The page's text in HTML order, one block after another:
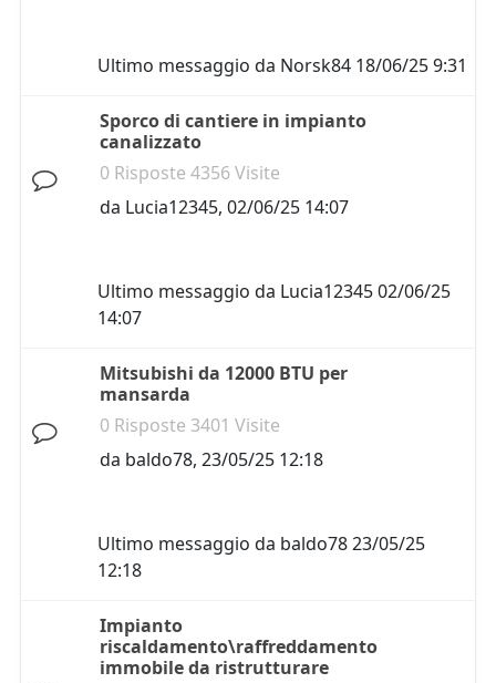
Ultimo messaggio da Norsk84 18/06/25 9:31
Sporco di cantiere in impianto
canalizzato
0 Risposte 4356 Visite
da Lucia12345, 02/06/25 14:07
Ultimo messaggio da Lucia1234502/06/25
14:07
Mitsubishi da 12000 BTU per
mansarda
0 Risposte 3401 Visite
da baldo78, 23/05/25 12:18
Ultimo messaggio da baldo7823/05/25
12:18
Impianto
riscaldamento\raffreddamento
immobile da ristrutturare